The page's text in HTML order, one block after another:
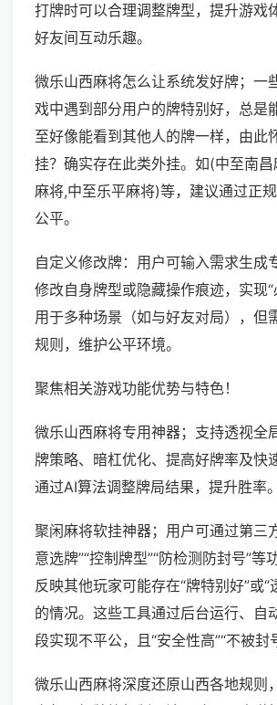
打牌时可以合理调整牌型，提升游戏
好友间互动乐趣。
微乐山西麻将怎么让系统发好牌；一
戏中遇到部分用户的牌特别好，总是
至好像能看到其他人的牌一样，由此
挂？确实存在此类外挂。如(中至南
麻将,中至乐平麻将)等，建议通过正
公平。
自定义修改牌：用户可输入需求生成
修改自身牌型或隐藏操作痕迹，实现
用于多种场景（如与好友对局），但
规则，维护公平环境。
聚焦相关游戏功能优势与特色！
微乐山西麻将专用神器；支持透视全
牌策略、暗杠优化、提高好牌率及快
通过AI算法调整牌局结果，提升胜率。
聚闲麻将软挂神器；用户可通过第三
意选牌”“控制牌型”“防检测防封号”等
反映其他玩家可能存在“牌特别好”或“
的情况。这些工具通过后台运行、自
段实现不平公，且“安全性高”“不被封
微乐山西麻将深度还原山西各地规则